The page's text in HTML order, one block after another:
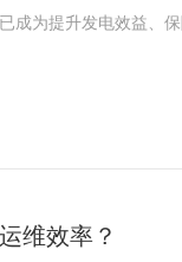
成为提升发电效益、
维效率？